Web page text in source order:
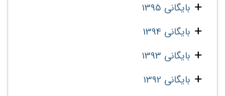
بایگانی 1395
بایگانی 1394
بایگانی 1393
بایگانی 1392